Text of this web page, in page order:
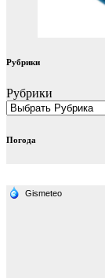
Рубрики
Рубрики
Погода